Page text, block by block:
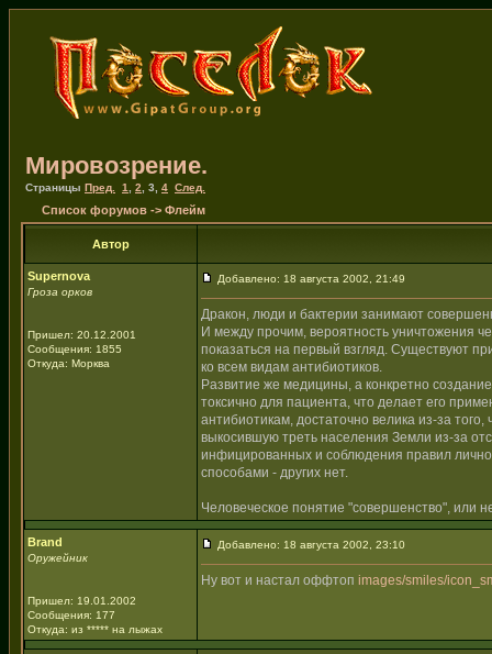
Мировозрение.
Страницы Пред. 1 2 3 4 След.
Список форумов -> Флейм
Автор
Supernova
Гроза орков
Пришел: 20.12.2001
Сообщения: 1855
Откуда: Морква
Добавлено: 18 августа 2002, 21:49
Дракон, люди и бактерии занимают
И между прочим, вероятность уничтожения
показаться на первый взгляд. Существуют
ко всем видам антибиотиков.
Развитие же медицины, а конкретно
токсично для пациента, что делает его
антибиотикам, достаточно велика из-за
выкосившую треть населения Земли из-за
инфицированных и соблюдения правил
способами - других нет.
Человеческое понятие "совершенство", или
Brand
Оружейник
Пришел: 19.01.2002
Сообщения: 177
Откуда: из ***** на лыжах
Добавлено: 18 августа 2002, 23:10
Ну вот и настал оффтоп images/smiles/